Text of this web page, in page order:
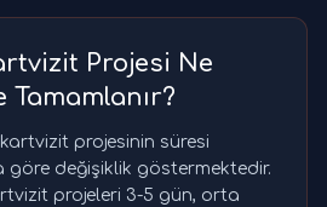
Projesi Ne
Tamamlanır?
projesinin süresi
göre değişiklik göstermektedir.
projeleri 3-5 gün, orta